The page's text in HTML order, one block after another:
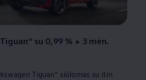
Tiguan“ su 0,99 % + 3 mėn.
Tiguan“ siūlomas su itin